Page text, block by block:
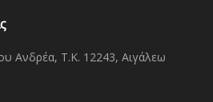
Ανδρέα, Τ.Κ. 12243, Αιγάλεω